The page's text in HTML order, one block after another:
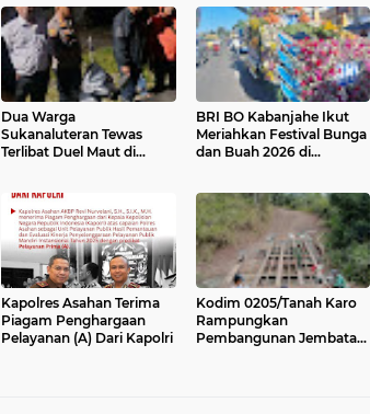
Tanjungbalai
Dua Warga
Sukanaluteran Tewas
Terlibat Duel Maut di
BRI BO Kabanjahe Ikut
Meriahkan Festival Bunga
dan Buah 2026 di
Kapolres Asahan Terima
Piagam Penghargaan
Pelayanan (A) Dari Kapolri
Kodim 0205/Tanah Karo
Rampungkan
Pembangunan Jembatan